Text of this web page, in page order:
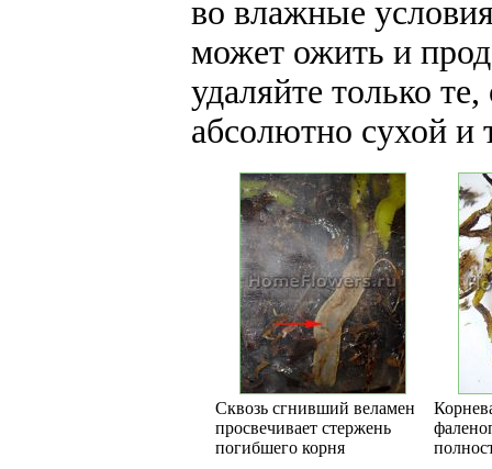
во влажные
может ожить и
удаляйте только
абсолютно сухой и
Сквозь сгнивший веламен
просвечивает стержень
погибшего корня